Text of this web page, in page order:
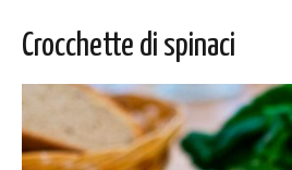
Crocchette di spinaci